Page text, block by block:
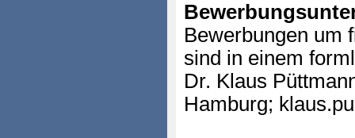
Bewerbungen um
sind in einem
Dr. Klaus
Hamburg;